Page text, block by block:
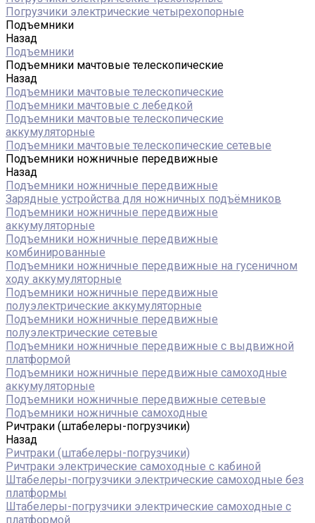
Погрузчики электрические четырехопорные
Подъемники
Назад
Подъемники
Подъемники мачтовые телескопические
Назад
Подъемники мачтовые телескопические
Подъемники мачтовые с лебедкой
Подъемники мачтовые телескопические
аккумуляторные
Подъемники мачтовые телескопические сетевые
Подъемники ножничные передвижные
Назад
Подъемники ножничные передвижные
Зарядные устройства для ножничных подъёмников
Подъемники ножничные передвижные
аккумуляторные
Подъемники ножничные передвижные
комбинированные
Подъемники ножничные передвижные на гусеничном
ходу аккумуляторные
Подъемники ножничные передвижные
полуэлектрические аккумуляторные
Подъемники ножничные передвижные
полуэлектрические сетевые
Подъемники ножничные передвижные с выдвижной
платформой
Подъемники ножничные передвижные самоходные
аккумуляторные
Подъемники ножничные передвижные сетевые
Подъемники ножничные самоходные
Ричтраки (штабелеры-погрузчики)
Назад
Ричтраки (штабелеры-погрузчики)
Ричтраки электрические самоходные с кабиной
Штабелеры-погрузчики электрические самоходные без
платформы
Штабелеры-погрузчики электрические самоходные с
платформой